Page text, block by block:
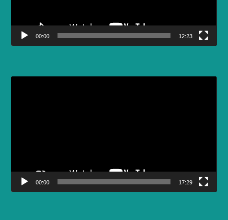
00:00 12:23
00:00 17:29